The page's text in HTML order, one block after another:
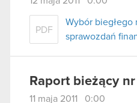
PDF
Wybór biegłego
sprawozdań
Raport bieżący nr
11 maja 2011 0:00